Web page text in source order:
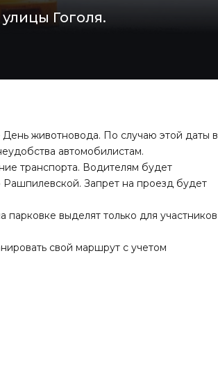
Гоголя.
животновода. По случаю этой даты в
автомобилистам.
транспорта. Водителям будет
Рашпилевской. Запрет на проезд будет
выделят только для участников
свой маршрут с учетом